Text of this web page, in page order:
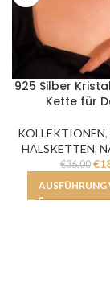
925 Silber
Kette für
KOLLEKTIONEN,
HALSKETTEN,
€36.00 €
AUSFÜHRUNG